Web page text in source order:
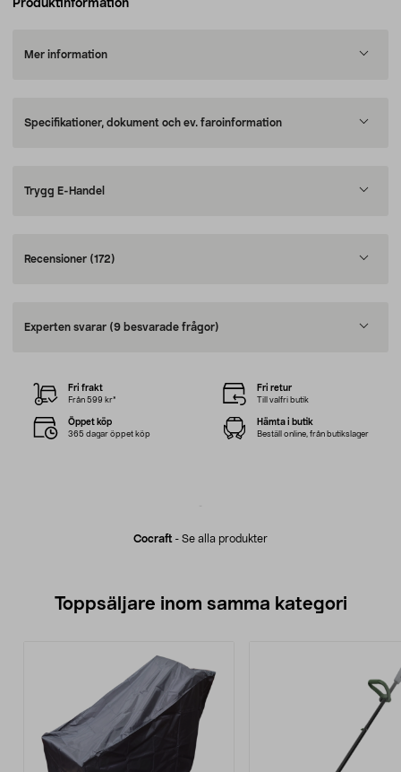
Produktinformation
Mer information
Specifikationer, dokument och ev. faroinformation
Trygg E-Handel
Recensioner (172)
Experten svarar (9 besvarade frågor)
Cocraft - Se alla produkter
Fri frakt
Från 599 kr*
Fri retur
Till valfri butik
Öppet köp
365 dagar öppet köp
Hämta i butik
Beställ online, från butikslager
Toppsäljare inom samma kategori